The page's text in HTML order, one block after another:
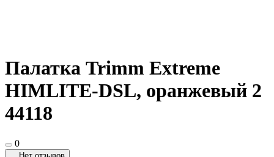
Палатка Trimm Extreme
HIMLITE-DSL, оранжевый 2
44118
0